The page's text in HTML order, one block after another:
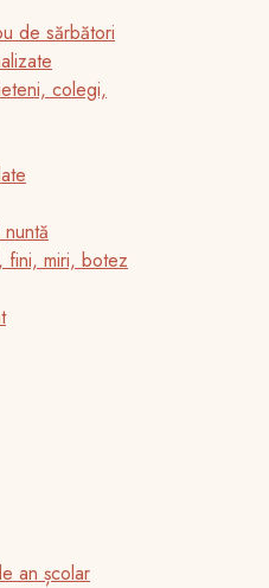
de sărbători
colegi,
fini, miri, botez
an școlar